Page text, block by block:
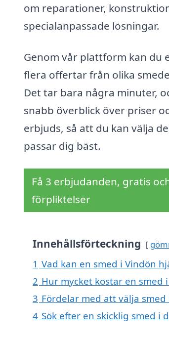
om reparationer,
specialanpassade lösningar.
Genom vår plattform kan du
flera offertar från olika
Det tar bara några minuter,
snabb överblick över priser
erbjuds, så att du kan välja
passar dig bäst.
Få 3 erbjudanden, gratis
förpliktelser
Innehållsförteckning
1 Vad kan en smed i Vindön
2 Hur mycket kostar en smed
3 Fördelar med att välja smed
4 Sök efter en skicklig smed i